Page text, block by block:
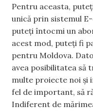
Pentru aceasta,
unică prin sistemul
puteți întocmi un
acest mod, puteți fi
pentru Moldova.
avea posibilitatea să
multe proiecte noi și
fel de important, să
Indiferent de